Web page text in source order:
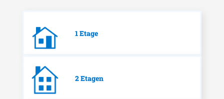
1 Etage
2 Etagen